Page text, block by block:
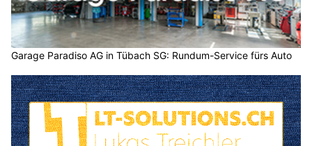
Garage Paradiso AG in Tübach SG: Rundum-Service fürs Auto